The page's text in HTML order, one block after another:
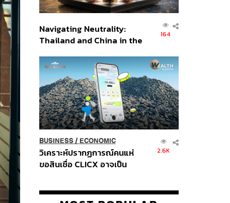
Navigating Neutrality:
Thailand and China in the
Order
164
BUSINESS/ ECONOMIC
วิเคราะห์ปรากฏการณ์คนแห่
ขอสินเชื่อ CLICX อาจเป็น
ปัญหาหนี้ครัวเรือนไทยที่ถูกซุก
2.6K